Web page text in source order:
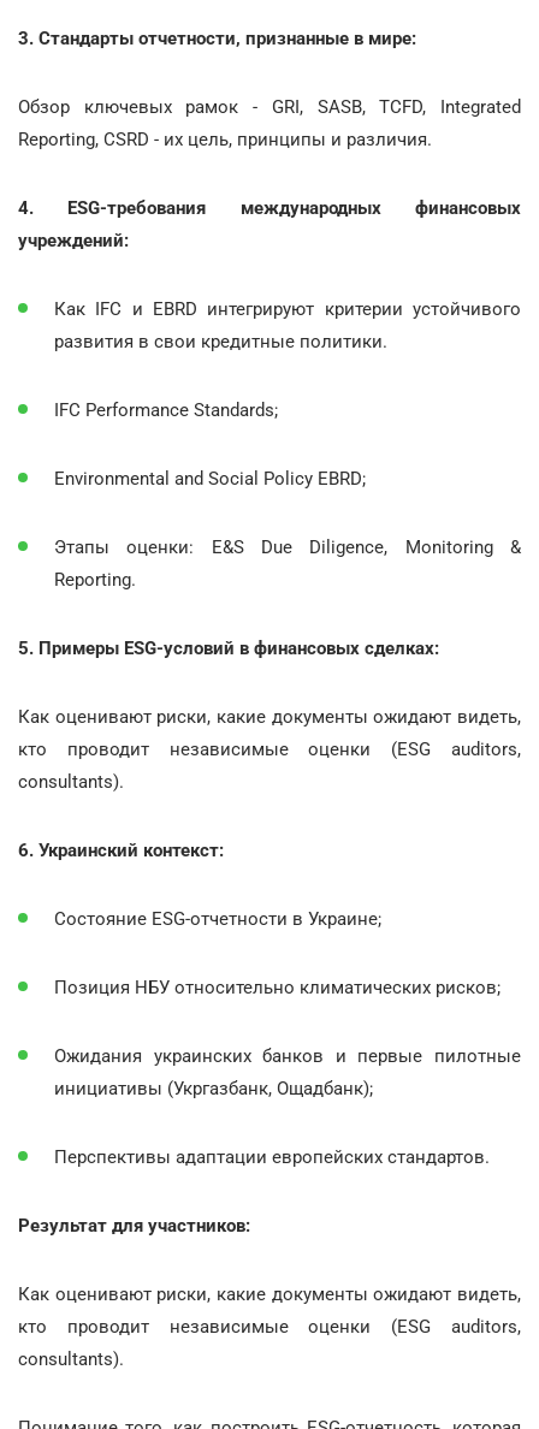
3. Стандарты отчетности, признанные в мире:
Обзор ключевых рамок - GRI, SASB, TCFD, Integrated
Reporting, CSRD - их цель, принципы и различия.
4. ESG-требования международных финансовых
учреждений:
Как IFC и EBRD интегрируют критерии устойчивого
развития в свои кредитные политики.
IFC Performance Standards;
Environmental and Social Policy EBRD;
Этапы оценки: E&S Due Diligence, Monitoring &
Reporting.
5. Примеры ESG-условий в финансовых сделках:
Как оценивают риски, какие документы ожидают видеть,
кто проводит независимые оценки (ESG auditors,
consultants).
6. Украинский контекст:
Состояние ESG-отчетности в Украине;
Позиция НБУ относительно климатических рисков;
Ожидания украинских банков и первые пилотные
инициативы (Укргазбанк, Ощадбанк);
Перспективы адаптации европейских стандартов.
Результат для участников:
Как оценивают риски, какие документы ожидают видеть,
кто проводит независимые оценки (ESG auditors,
consultants).